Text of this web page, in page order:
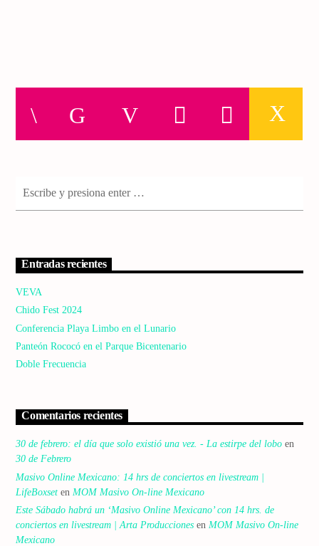
Entradas recientes
VEVA
Chido Fest 2024
Conferencia Playa Limbo en el Lunario
Panteón Rococó en el Parque Bicentenario
Doble Frecuencia
Comentarios recientes
30 de febrero: el día que solo existió una vez. - La estirpe del lobo en
30 de Febrero
Masivo Online Mexicano: 14 hrs de conciertos en livestream |
LifeBoxset en MOM Masivo On-line Mexicano
Este Sábado habrá un ‘Masivo Online Mexicano’ con 14 hrs. de
conciertos en livestream | Arta Producciones en MOM Masivo On-line
Mexicano